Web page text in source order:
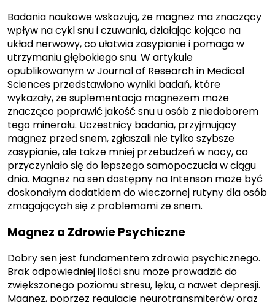
Badania naukowe wskazują, że magnez ma znaczący
wpływ na cykl snu i czuwania, działając kojąco na
układ nerwowy, co ułatwia zasypianie i pomaga w
utrzymaniu głębokiego snu. W artykule
opublikowanym w Journal of Research in Medical
Sciences przedstawiono wyniki badań, które
wykazały, że suplementacja magnezem może
znacząco poprawić jakość snu u osób z niedoborem
tego minerału. Uczestnicy badania, przyjmujący
magnez przed snem, zgłaszali nie tylko szybsze
zasypianie, ale także mniej przebudzeń w nocy, co
przyczyniało się do lepszego samopoczucia w ciągu
dnia. Magnez na sen dostępny na Intenson może być
doskonałym dodatkiem do wieczornej rutyny dla osób
zmagających się z problemami ze snem.
Magnez a Zdrowie Psychiczne
Dobry sen jest fundamentem zdrowia psychicznego.
Brak odpowiedniej ilości snu może prowadzić do
zwiększonego poziomu stresu, lęku, a nawet depresji.
Magnez, poprzez regulację neurotransmiterów oraz